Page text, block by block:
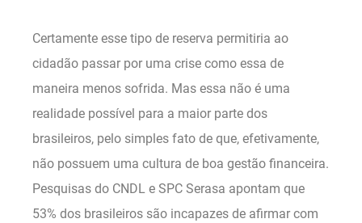
Certamente esse tipo de reserva permitiria ao
cidadão passar por uma crise como essa de
maneira menos sofrida. Mas essa não é uma
realidade possível para a maior parte dos
brasileiros, pelo simples fato de que, efetivamente,
não possuem uma cultura de boa gestão financeira.
Pesquisas do CNDL e SPC Serasa apontam que
53% dos brasileiros são incapazes de afirmar com